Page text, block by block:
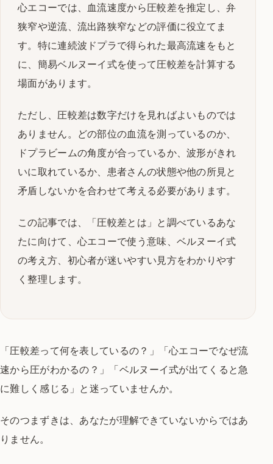
心エコーでは、血流速度から圧較差を推定し、弁
狭窄や逆流、流出路狭窄などの評価に役立てま
す。特に連続波ドプラで得られた最高流速をもと
に、簡易ベルヌーイ式を使って圧較差を計算する
場面があります。
ただし、圧較差は数字だけを見ればよいものでは
ありません。どの部位の血流を測っているのか、
ドプラビームの角度が合っているか、波形がきれ
いに取れているか、患者さんの状態や他の所見と
矛盾しないかを合わせて考える必要があります。
この記事では、「圧較差とは」と調べているあな
たに向けて、心エコーで使う意味、ベルヌーイ式
の考え方、初心者が迷いやすい見方をわかりやす
く整理します。
「圧較差って何を表しているの？」「心エコーでなぜ流
速から圧がわかるの？」「ベルヌーイ式が出てくると急
に難しく感じる」と迷っていませんか。
そのつまずきは、あなたが理解できていないからではあ
りません。